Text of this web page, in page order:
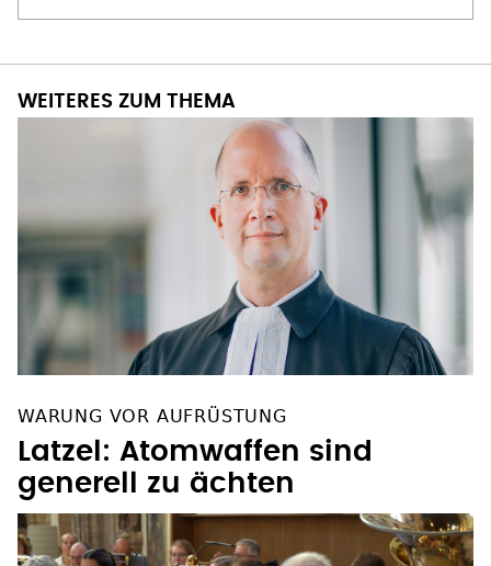
Latzel: Atomwaffen sind
generell zu ächten